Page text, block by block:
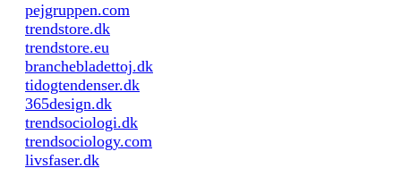
pejgruppen.com
trendstore.dk
trendstore.eu
branchebladettoj.dk
tidogtendenser.dk
365design.dk
trendsociologi.dk
trendsociology.com
livsfaser.dk